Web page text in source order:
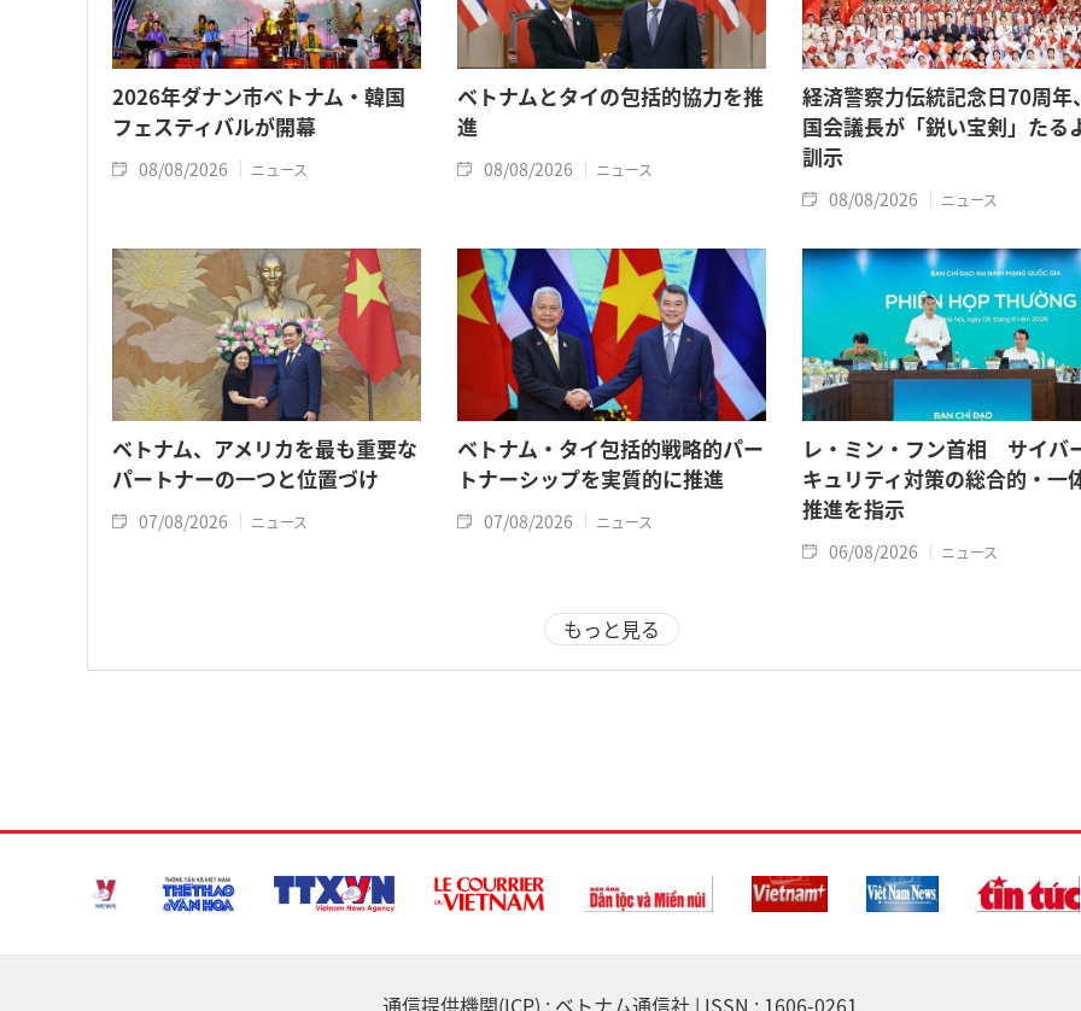
2026年ダナン市ベトナム・韓国
フェスティバルが開幕
08/08/2026 ニュース
ベトナムとタイの包括的協力を推
進
08/08/2026 ニュース
経済警察力伝統記念日70周年
国会議長が「鋭い宝剣」たる
訓示
08/08/2026 ニュース
ベトナム、アメリカを最も重要な
パートナーの一つと位置づけ
07/08/2026 ニュース
ベトナム・タイ包括的戦略的パー
トナーシップを実質的に推進
07/08/2026 ニュース
レ・ミン・フン首相 サイバ
キュリティ対策の総合的・一
推進を指示
06/08/2026 ニュース
もっと見る
通信提供機関(ICP) : ベトナム通信社 | ISSN : 1606-0261